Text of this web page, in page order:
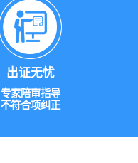
出证无忧
专家陪审指导
不符合项纠正